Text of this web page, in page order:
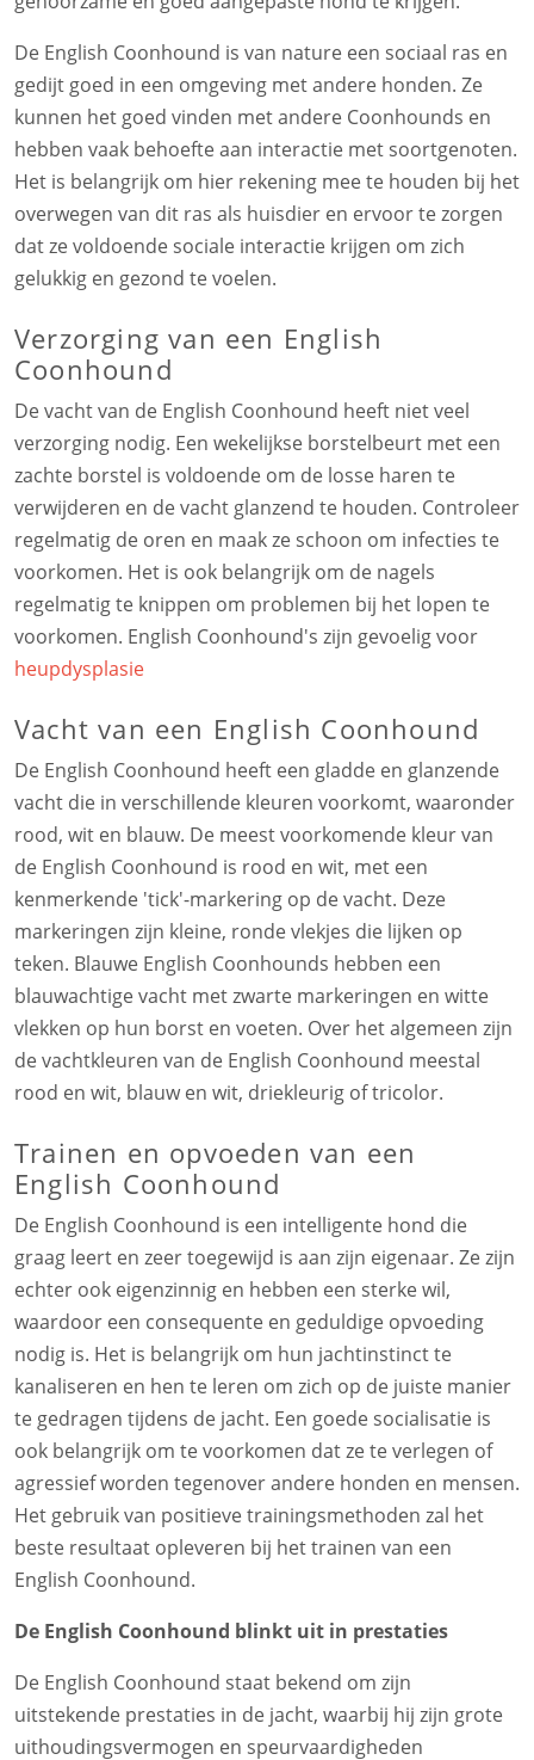
De English Coonhound is van nature een sociaal ras en
gedijt goed in een omgeving met andere honden. Ze
kunnen het goed vinden met andere Coonhounds en
hebben vaak behoefte aan interactie met soortgenoten.
Het is belangrijk om hier rekening mee te houden bij het
overwegen van dit ras als huisdier en ervoor te zorgen
dat ze voldoende sociale interactie krijgen om zich
gelukkig en gezond te voelen.
Verzorging van een English
Coonhound
De vacht van de English Coonhound heeft niet veel
verzorging nodig. Een wekelijkse borstelbeurt met een
zachte borstel is voldoende om de losse haren te
verwijderen en de vacht glanzend te houden. Controleer
regelmatig de oren en maak ze schoon om infecties te
voorkomen. Het is ook belangrijk om de nagels
regelmatig te knippen om problemen bij het lopen te
voorkomen. English Coonhound's zijn gevoelig voor
heupdysplasie
Vacht van een English Coonhound
De English Coonhound heeft een gladde en glanzende
vacht die in verschillende kleuren voorkomt, waaronder
rood, wit en blauw. De meest voorkomende kleur van
de English Coonhound is rood en wit, met een
kenmerkende 'tick'-markering op de vacht. Deze
markeringen zijn kleine, ronde vlekjes die lijken op
teken. Blauwe English Coonhounds hebben een
blauwachtige vacht met zwarte markeringen en witte
vlekken op hun borst en voeten. Over het algemeen zijn
de vachtkleuren van de English Coonhound meestal
rood en wit, blauw en wit, driekleurig of tricolor.
Trainen en opvoeden van een
English Coonhound
De English Coonhound is een intelligente hond die
graag leert en zeer toegewijd is aan zijn eigenaar. Ze zijn
echter ook eigenzinnig en hebben een sterke wil,
waardoor een consequente en geduldige opvoeding
nodig is. Het is belangrijk om hun jachtinstinct te
kanaliseren en hen te leren om zich op de juiste manier
te gedragen tijdens de jacht. Een goede socialisatie is
ook belangrijk om te voorkomen dat ze te verlegen of
agressief worden tegenover andere honden en mensen.
Het gebruik van positieve trainingsmethoden zal het
beste resultaat opleveren bij het trainen van een
English Coonhound.
De English Coonhound blinkt uit in prestaties
De English Coonhound staat bekend om zijn
uitstekende prestaties in de jacht, waarbij hij zijn grote
uithoudingsvermogen en speurvaardigheden